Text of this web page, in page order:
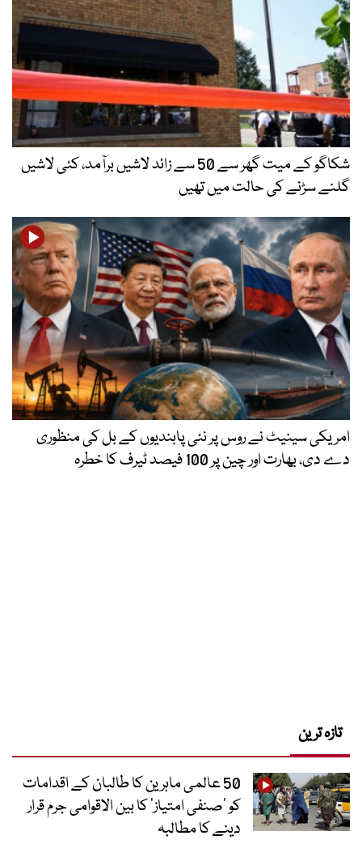
شکاگو کے میت گھر سے 50 سے زائد لاشیں برآمد، کئی لاشیں
گلنے سڑنے کی حالت میں تھیں
امریکی سینیٹ نے روس پر نئی پابندیوں کے بل کی منظوری
دے دی، بھارت اور چین پر 100 فیصد ٹیرف کا خطرہ
تازہ ترین
50 عالمی ماہرین کا طالبان کے اقدامات
کو ’صنفی امتیاز‘ کا بین الاقوامی جرم قرار
دینے کا مطالبہ